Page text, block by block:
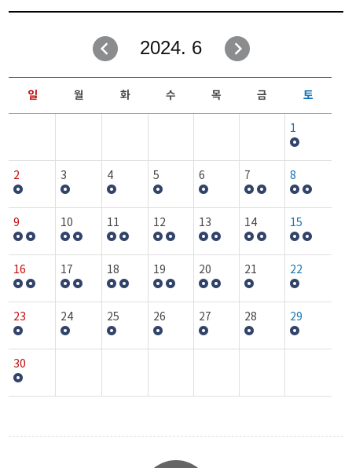
2024. 6
일 월 화 수 목 금 토
1
2 3 4 5 6 7 8
9 10 11 12 13 14 15
16 17 18 19 20 21 22
23 24 25 26 27 28 29
30